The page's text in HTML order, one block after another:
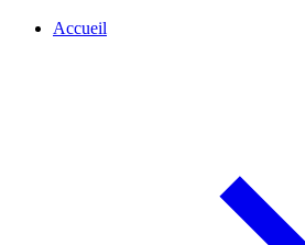
Accueil